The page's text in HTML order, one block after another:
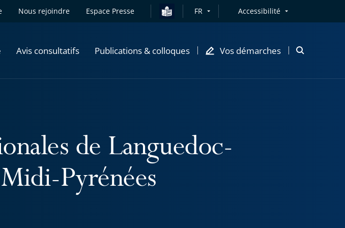
Nous rejoindre Espace Presse FR Accessibilité
Avis consultatifs Publications & colloques Vos démarches
Ouvrir
de Languedoc-
Pyrénées